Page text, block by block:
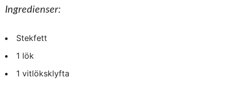
Ingredienser:
Stekfett
1 lök
1 vitlöksklyfta